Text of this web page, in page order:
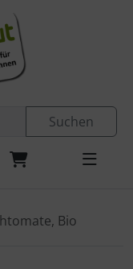
Suchen
Bio